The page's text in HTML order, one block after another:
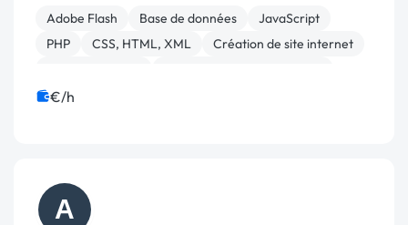
laquelle je m'occupe notamment des
développements web.
Adobe Flash Base de données
JavaScript
PHP
CSS, HTML, XML
Création de site internet
Charte graphique
€/h
A